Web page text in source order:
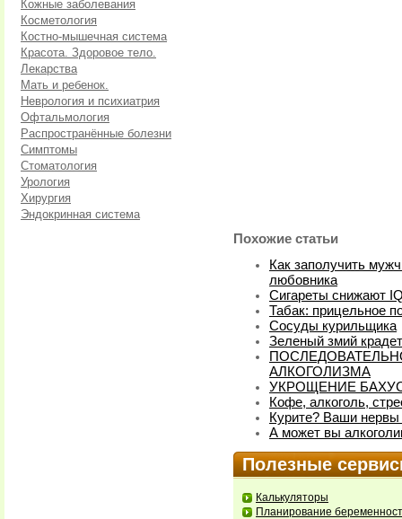
Кожные заболевания
Косметология
Костно-мышечная система
Красота. Здоровое тело.
Лекарства
Мать и ребенок.
Неврология и психиатрия
Офтальмология
Распространённые болезни
Симптомы
Стоматология
Урология
Хирургия
Эндокринная система
Похожие статьи
Как заполучить
любовника
Сигареты снижают
Табак: прицельное
Сосуды курильщика
Зеленый змий
АЛКОГОЛИЗМА
УКРОЩЕНИЕ
Кофе, алкоголь,
Курите? Ваши нервы
А может вы
Полезные
Калькуляторы
Планирование